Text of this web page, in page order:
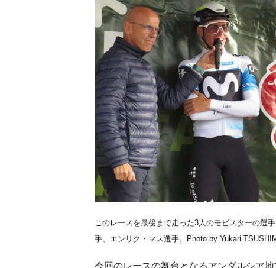
このレースを最後まで走った3人のモビスターの選
手、エンリク・マス選手。Photo by Yukari